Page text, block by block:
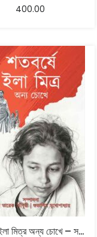
400.00
শতবর্ষে ইলা মিত্র অন্য চোখে – সম্পাদনা ওমর তারেক চৌধুরী | শুভাশিস মুখোপাধ্যায়